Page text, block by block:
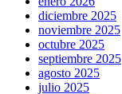
diciembre 2025
noviembre 2025
octubre 2025
septiembre 2025
agosto 2025
julio 2025